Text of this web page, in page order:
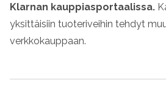
Klarnan kauppiasportaalissa.
yksittäisiin tuoteriveihin tehdyt
verkkokauppaan.